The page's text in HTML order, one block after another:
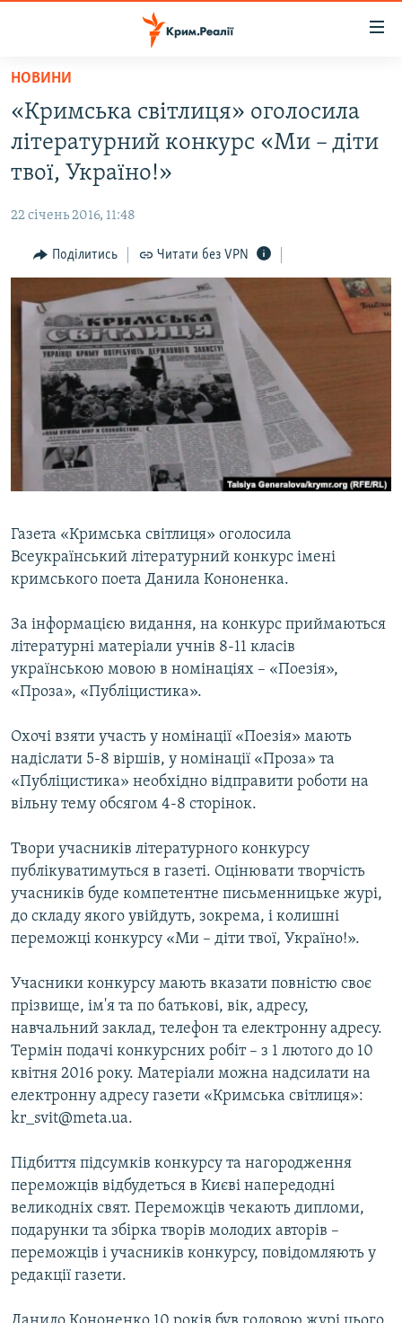
Перейти
основного
матеріалу
Перейти
до
основної
Перейти
до
пошуку
ВОДА.КРИМ
ВІДЕО ТА ФОТО
БЛОГИ
ПОГЛЯД
ВСЕ ЗА ДЕНЬ
СПЕЦПРОЕКТИ
ДЕПОРТАЦІЯ
ВІДЕОУРОКИ «ELIFBE»
СВІДЧЕННЯ ОКУПАЦІЇ
УКРАЇНСЬКА ПРОБЛЕМА КРИМУ
ЯК ОБІЙТИ БЛОКУВАННЯ
Русский
Qırımtatar
НОВИНИ
«Кримська світлиця» оголосила
літературний конкурс «Ми – діти
твої, Україно!»
22 січень 2016, 11:48
Поділитись Читати без VPN
Газета «Кримська світлиця» оголосила
Всеукраїнський літературний конкурс імені
кримського поета Данила Кононенка.
За інформацією видання, на конкурс приймаються
літературні матеріали учнів 8-11 класів
українською мовою в номінаціях – «Поезія»,
«Проза», «Публіцистика».
Охочі взяти участь у номінації «Поезія» мають
надіслати 5-8 віршів, у номінації «Проза» та
«Публіцистика» необхідно відправити роботи на
вільну тему обсягом 4-8 сторінок.
Твори учасників літературного конкурсу
публікуватимуться в газеті. Оцінювати творчість
учасників буде компетентне письменницьке журі,
до складу якого увійдуть, зокрема, і колишні
переможці конкурсу «Ми – діти твої, Україно!».
Учасники конкурсу мають вказати повністю своє
прізвище, ім'я та по батькові, вік, адресу,
навчальний заклад, телефон та електронну адресу.
Термін подачі конкурсних робіт – з 1 лютого до 10
квітня 2016 року. Матеріали можна надсилати на
електронну адресу газети «Кримська світлиця»:
kr_svit@meta.ua.
Підбиття підсумків конкурсу та нагородження
переможців відбудеться в Києві напередодні
великодніх свят. Переможців чекають дипломи,
подарунки та збірка творів молодих авторів –
переможців і учасників конкурсу, повідомляють у
редакції газети.